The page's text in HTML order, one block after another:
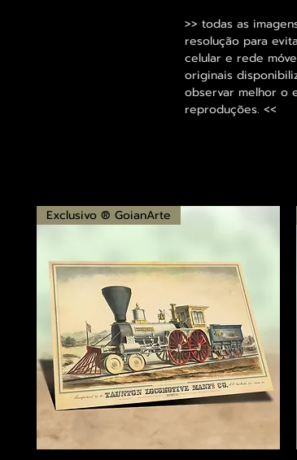
>> todas as
resolução para
celular e rede
originais
observar melhor o
reproduções. <<
Exclusivo ® GoianArte